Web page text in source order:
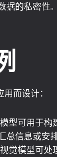
据的私密性。
而设计：
型可用于构
总信息或安
觉模型可处